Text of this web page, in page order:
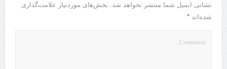
نشانی ایمیل شما منتشر نخواهد شد.
بخش‌های موردنیاز علامت‌گذاری
شده‌اند *